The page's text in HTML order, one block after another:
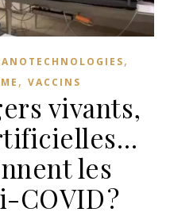
,
, VACCINS
vivants,
les
COVID ?